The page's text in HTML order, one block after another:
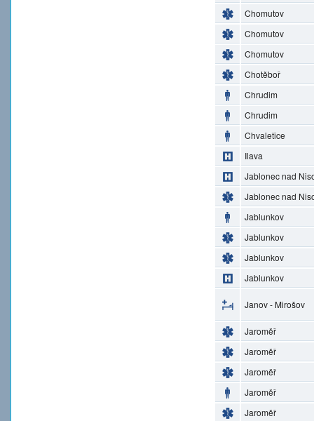
Chomutov
Chomutov
Chomutov
Chotěboř
Chrudim
Chrudim
Chvaletice
Ilava
Jablonec nad
Jablonec nad
Jablunkov
Jablunkov
Jablunkov
Jablunkov
Janov - Mirošov
Jaroměř
Jaroměř
Jaroměř
Jaroměř
Jaroměř